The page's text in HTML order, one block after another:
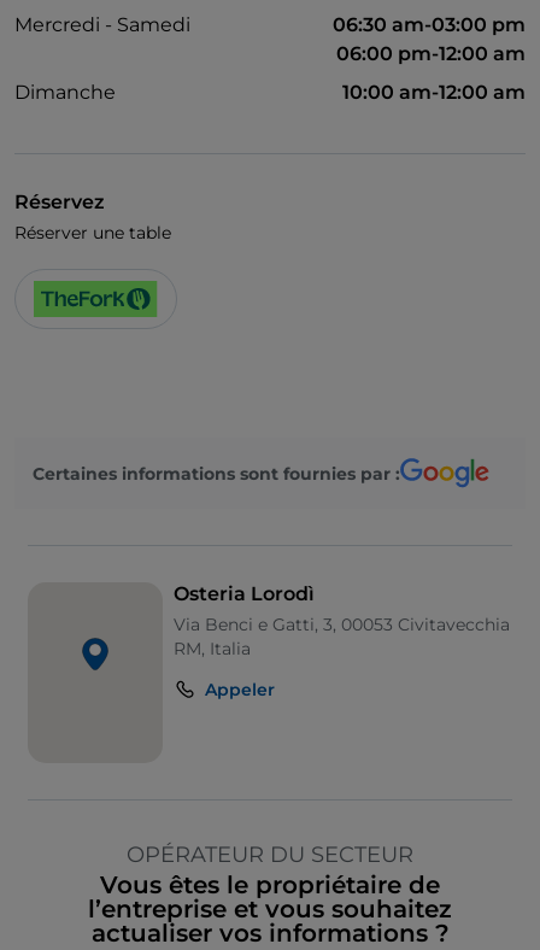
Mercredi - Samedi
06:30 am-03:00 pm
06:00 pm-12:00 am
Dimanche
10:00 am-12:00 am
Réservez
Réserver une table
Certaines informations sont fournies par :
Osteria Lorodì
Via Benci e Gatti, 3, 00053 Civitavecchia
RM, Italia
Appeler
OPÉRATEUR DU SECTEUR
Vous êtes le propriétaire de
l’entreprise et vous souhaitez
actualiser vos informations ?